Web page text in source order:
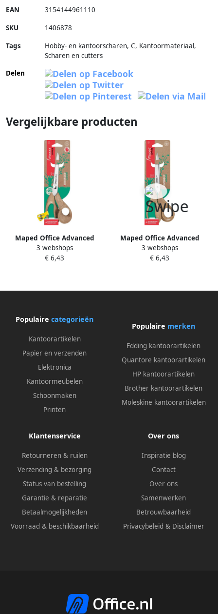
EAN 3154144961110
SKU 1406878
Tags
Hobby- en kantoorscharen, C, Kantoormateriaal,
Scharen en cutters
Delen
Vergelijkbare producten
Maped Office Advanced
Wood schaar 21 cm
asymmetrische ogen voor
3 webshops
€ 6,43
Maped Office Advanced
Wood schaar 21 cm
asymmetrisch
3 webshops
€ 6,43
Populaire categorieën
Kantoorartikelen
Papier en verzenden
Elektronica
Kantoormeubelen
Schoonmaken
Printen
Populaire merken
Edding kantoorartikelen
Quantore kantoorartikelen
HP kantoorartikelen
Brother kantoorartikelen
Moleskine kantoorartikelen
Klantenservice
Retourneren & ruilen
Verzending & bezorging
Status van bestelling
Garantie & reparatie
Betaalmogelijkheden
Voorraad & beschikbaarheid
Over ons
Inspiratie blog
Contact
Over ons
Samenwerken
Betrouwbaarheid
Privacybeleid & Disclaimer